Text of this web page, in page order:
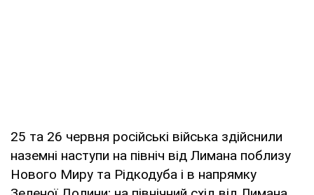
25 та 26 червня російські війська здійснили
наземні наступи на північ від Лимана поблизу
Нового Миру та Рідкодуба і в напрямку